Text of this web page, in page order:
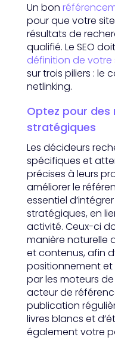
Un bon
pour que votre
résultats de
qualifié. Le SEO
définition de
sur trois piliers : le
netlinking.
Optez pour
stratégiques
Les décideurs
spécifiques et
précises à leurs
améliorer le
essentiel
stratégiques, en
activité. Ceux-ci
manière naturelle
et contenus, afin
positionnement
par les moteurs
acteur de
publication
livres blancs et
également votre